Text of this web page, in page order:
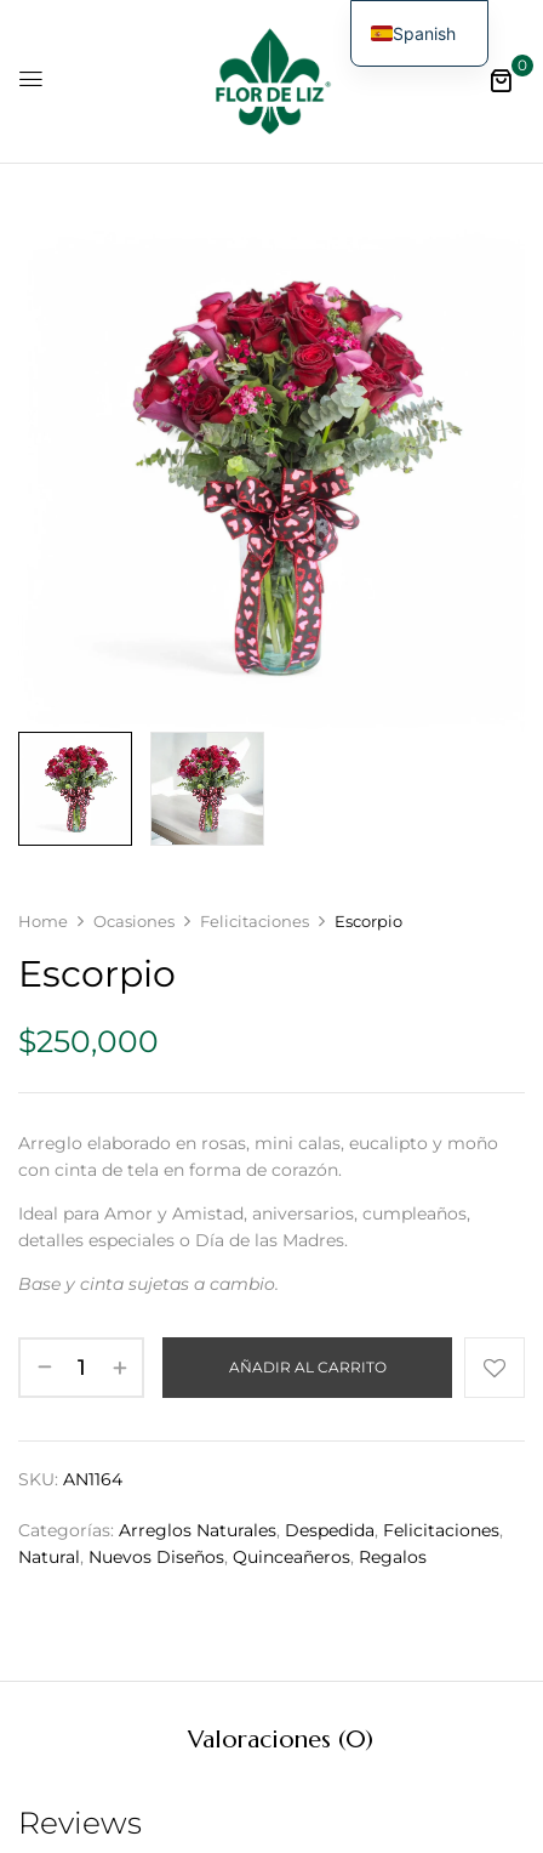
0
Home Ocasiones Felicitaciones Escorpio
Escorpio
$250,000
Arreglo elaborado en rosas, mini calas, eucalipto y moño
con cinta de tela en forma de corazón.
Ideal para Amor y Amistad, aniversarios, cumpleaños,
detalles especiales o Día de las Madres.
Base y cinta sujetas a cambio.
AÑADIR AL CARRITO
SKU: AN1164
Categorías: Arreglos Naturales, Despedida, Felicitaciones,
Natural, Nuevos Diseños, Quinceañeros, Regalos
Valoraciones (0)
Reviews
Spanish